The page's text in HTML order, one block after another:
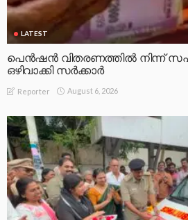
LATEST
പെൻഷൻ വിതരണത്തിൽ നിന്ന്
ഒഴിവാക്കി സർക്കാർ
Reporter August 6, 2026